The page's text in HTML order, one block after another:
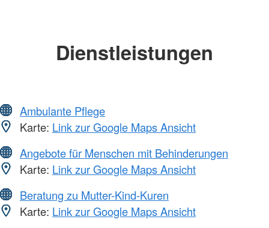
Dienstleistungen
Ambulante Pflege
Karte: Link zur Google Maps Ansicht
Angebote für Menschen mit Behinderungen
Karte: Link zur Google Maps Ansicht
Beratung zu Mutter-Kind-Kuren
Karte: Link zur Google Maps Ansicht